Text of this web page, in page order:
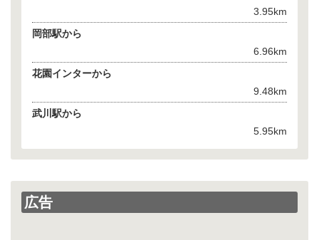
3.95km
岡部駅から
6.96km
花園インターから
9.48km
武川駅から
5.95km
広告